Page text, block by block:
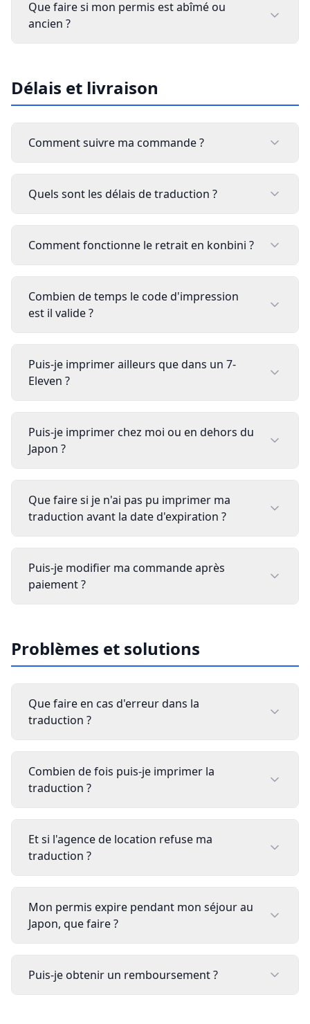
Que faire si mon permis est abîmé ou
ancien ?
Délais et livraison
Comment suivre ma commande ?
Quels sont les délais de traduction ?
Comment fonctionne le retrait en konbini ?
Combien de temps le code d'impression
est il valide ?
Puis-je imprimer ailleurs que dans un 7-
Eleven ?
Puis-je imprimer chez moi ou en dehors du
Japon ?
Que faire si je n'ai pas pu imprimer ma
traduction avant la date d'expiration ?
Puis-je modifier ma commande après
paiement ?
Problèmes et solutions
Que faire en cas d'erreur dans la
traduction ?
Combien de fois puis-je imprimer la
traduction ?
Et si l'agence de location refuse ma
traduction ?
Mon permis expire pendant mon séjour au
Japon, que faire ?
Puis-je obtenir un remboursement ?